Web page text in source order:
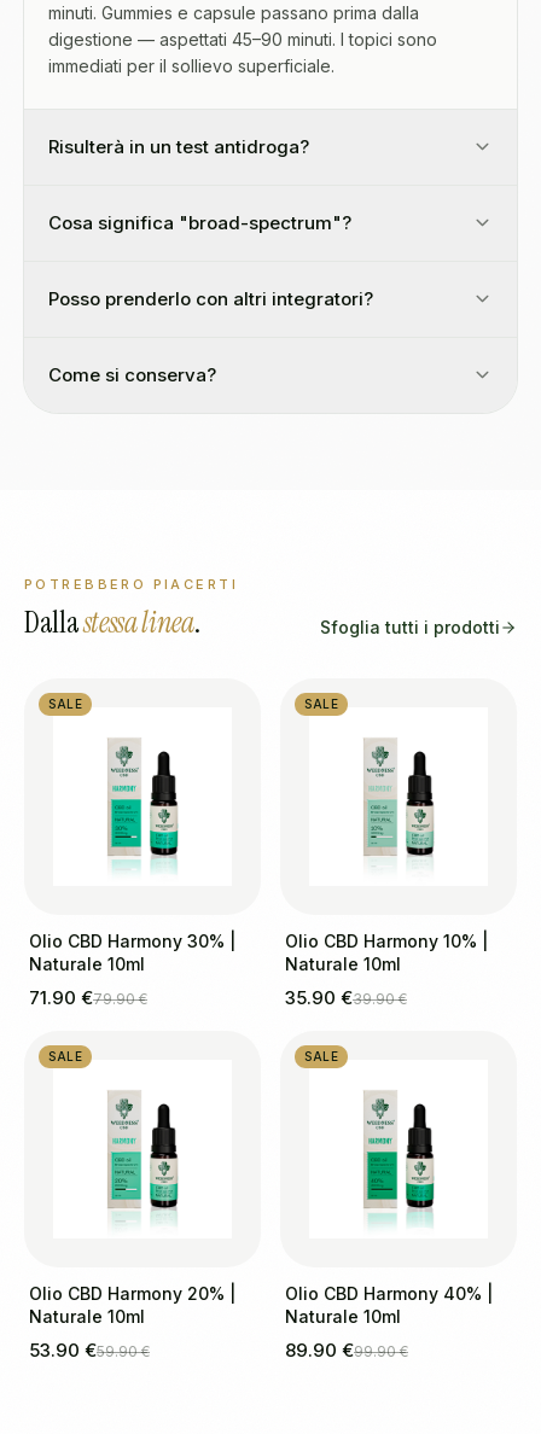
minuti. Gummies e capsule passano prima dalla
digestione — aspettati 45–90 minuti. I topici sono
immediati per il sollievo superficiale.
Risulterà in un test antidroga?
Cosa significa "broad-spectrum"?
Posso prenderlo con altri integratori?
Come si conserva?
POTREBBERO PIACERTI
Dallastessa linea. Sfoglia tutti i prodotti
SALE
Olio CBD Harmony 30% |
Naturale 10ml
71.90 €79.90 €
SALE
Olio CBD Harmony 10% |
Naturale 10ml
35.90 €39.90 €
SALE
Olio CBD Harmony 20% |
Naturale 10ml
53.90 €59.90 €
SALE
Olio CBD Harmony 40% |
Naturale 10ml
89.90 €99.90 €